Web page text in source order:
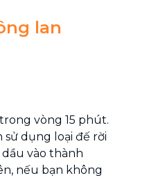
lan
vòng 15 phút.
dụng loại đế rời
vào thành
nếu bạn không